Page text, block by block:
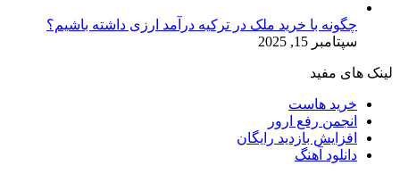
چگونه با خرید ملک در ترکیه درآمد ارزی داشته باشیم؟
سپتامبر 15, 2025
لینک های مفید
خرید هاست
انجمن رفع ارور
افزایش بازدید رایگان
دانلود آهنگ